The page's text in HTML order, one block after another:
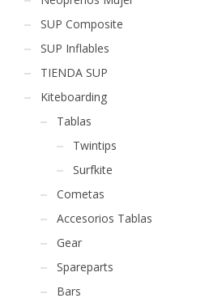
SUP Composite
SUP Inflables
TIENDA SUP
Kiteboarding
Tablas
Twintips
Surfkite
Cometas
Accesorios Tablas
Gear
Spareparts
Bars